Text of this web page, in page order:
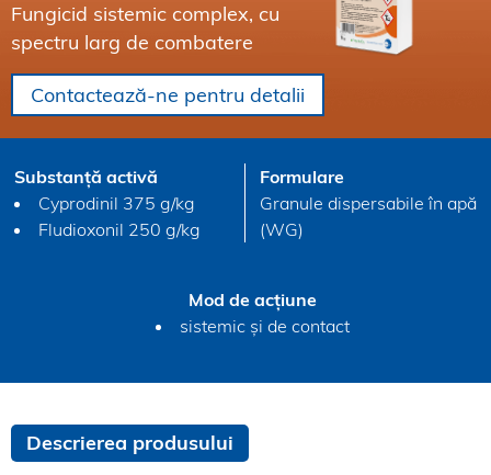
Fungicid sistemic complex, cu
spectru larg de combatere
Contactează-ne pentru detalii
Substanță activă
Cyprodinil 375 g/kg
Fludioxonil 250 g/kg
Formulare
Granule dispersabile în apă
(WG)
Mod de acțiune
sistemic și de contact
Descrierea produsului